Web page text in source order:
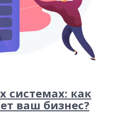
системах: как
ваш бизнес?